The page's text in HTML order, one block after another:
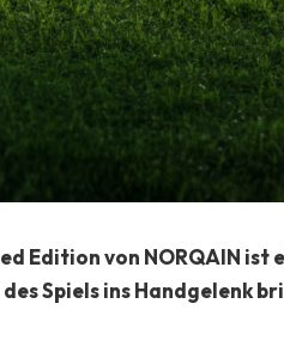
Edition von NORQAIN ist
Spiels ins Handgelenk